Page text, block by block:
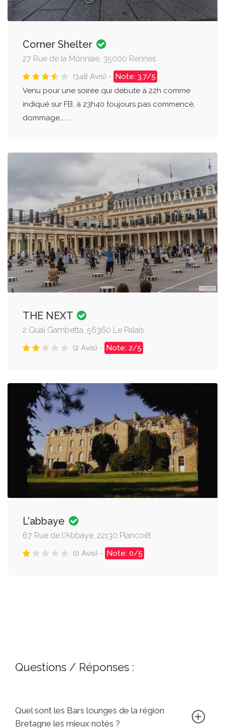
Corner Shelter
27 Rue de la Monnaie, 35000 Rennes
(348 Avis) - Note: 3.7/5
Venu pour une soirée qui débute à 22h comme
indiqué sur FB, à 23h40 toujours pas commencé,
dommage.......
THE NEXT
2 Quai Gambetta, 56360 Le Palais
(2 Avis) - Note: 2/5
L'abbaye
67 Rue de l'Abbaye, 22130 Plancoët
(0 Avis) - Note: 0/5
Questions / Réponses :
Quel sont les Bars lounges de la région
Bretagne les mieux notés ?